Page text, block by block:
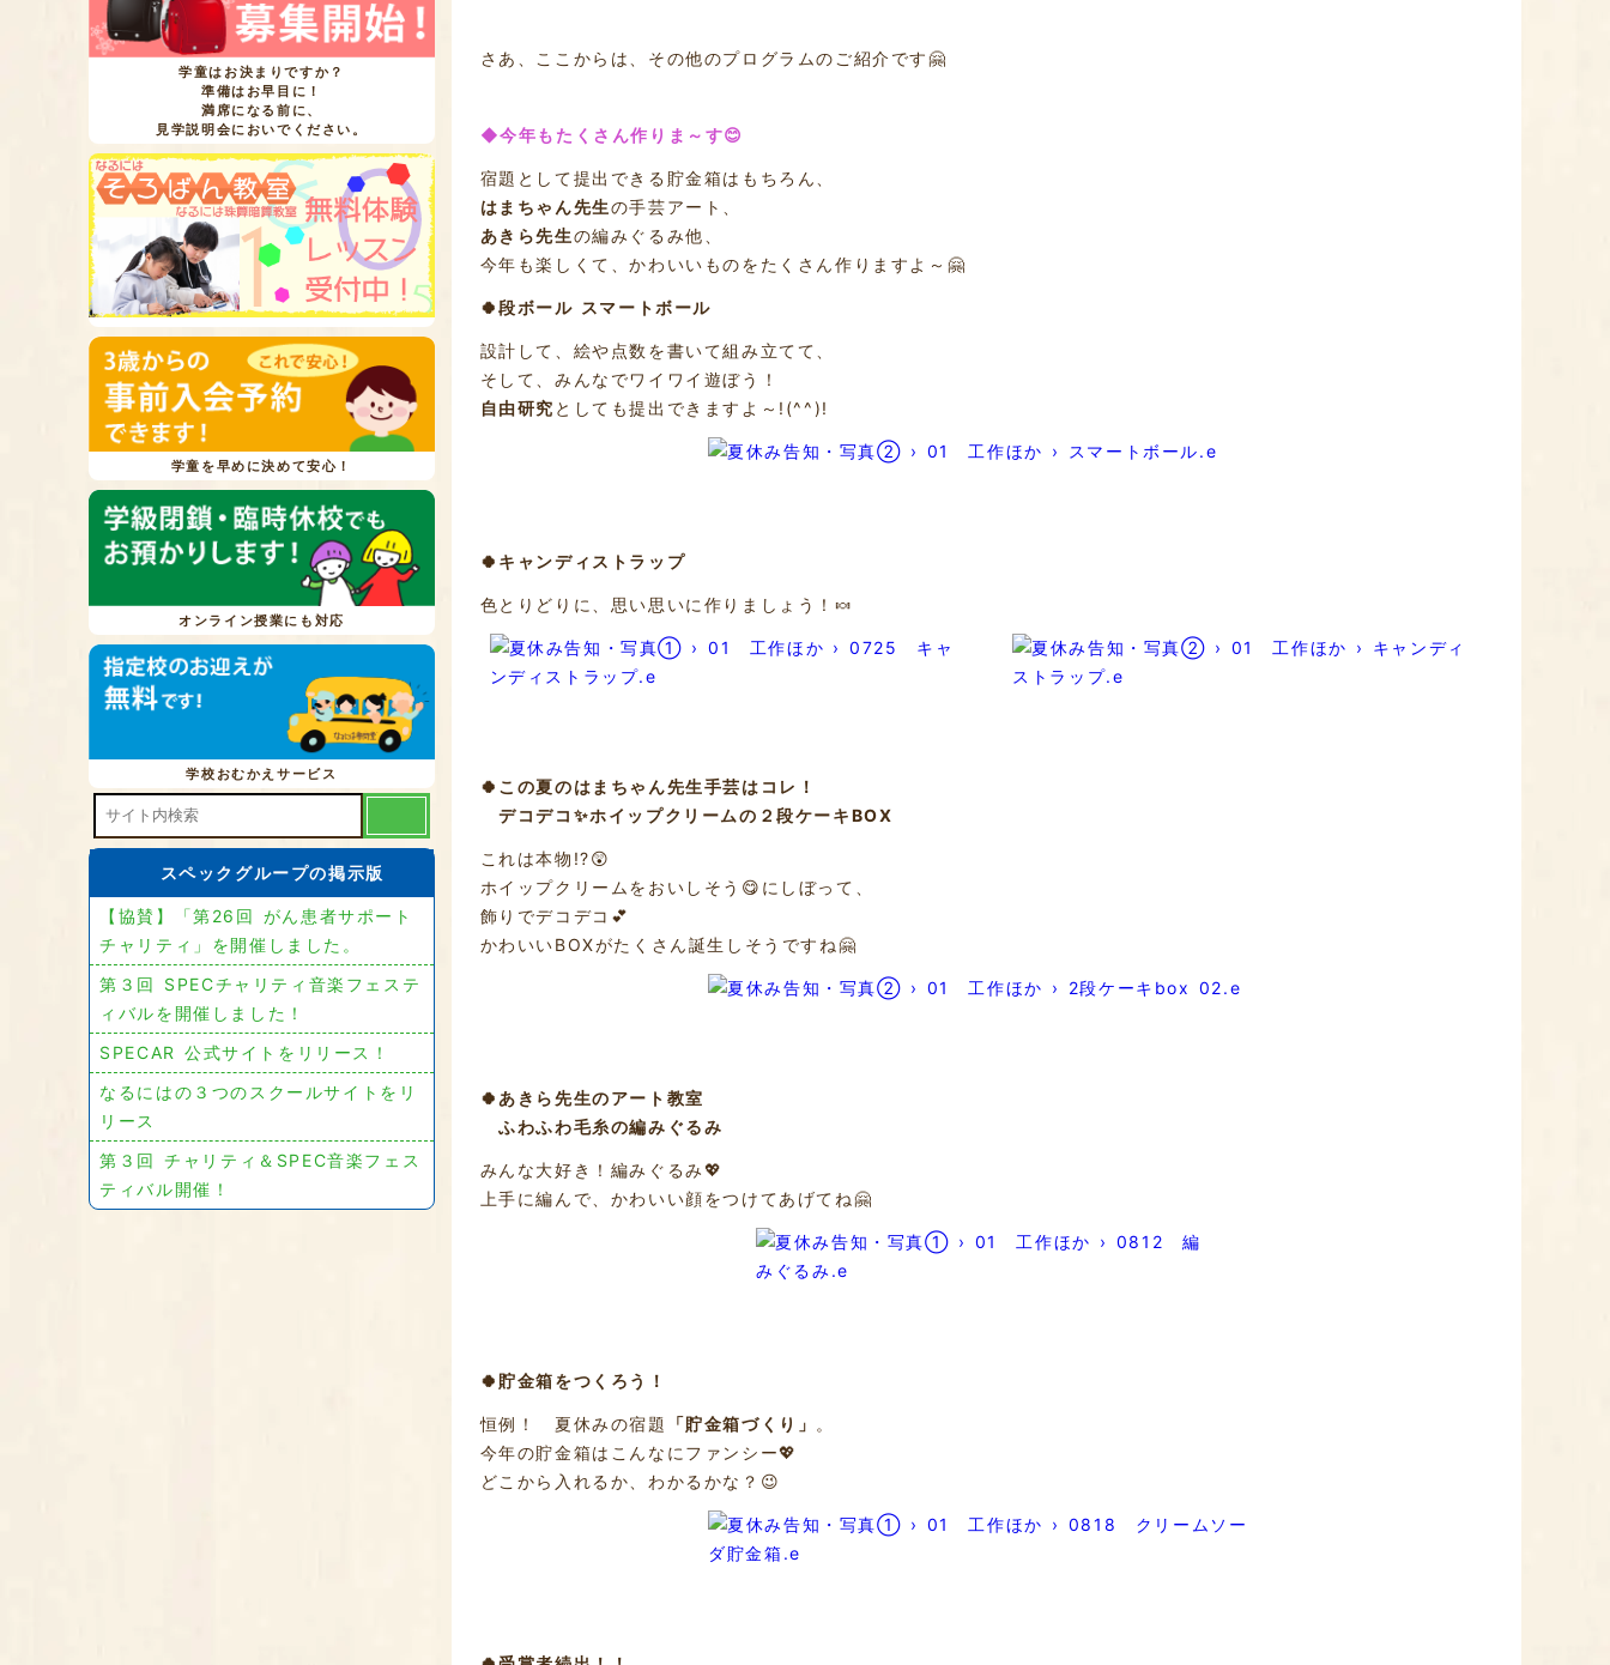
さあ、ここからは、その他のプログラムのご紹介です🤗
◆今年もたくさん作りま～す😊
宿題として提出できる貯金箱はもちろん、
はまちゃん先生の手芸アート、
あきら先生の編みぐるみ他、
今年も楽しくて、かわいいものをたくさん作りますよ～🤗
🍀段ボール スマートボール
設計して、絵や点数を書いて組み立てて、
そして、みんなでワイワイ遊ぼう！
自由研究 としても提出できますよ～!(^^)!
🍀キャンディストラップ
色とりどりに、思い思いに作りましょう！🍬
🍀この夏のはまちゃん先生手芸はコレ！
デコデコ✨ホイップクリームの２段ケーキBOX
これは本物!?😲
ホイップクリームをおいしそう😋にしぼって、
飾りでデコデコ💕
かわいいBOXがたくさん誕生しそうですね🤗
🍀あきら先生のアート教室
ふわふわ毛糸の編みぐるみ
みんな大好き！編みぐるみ💖
上手に編んで、かわいい顔をつけてあげてね🤗
🍀貯金箱をつくろう！
恒例！ 夏休みの宿題 「貯金箱づくり」 。
今年の貯金箱はこんなにファンシー💖
どこから入れるか、わかるかな？😉
学童はお決まりですか？
準備はお早目に！
満席になる前に、
見学説明会においでください。
学童を早めに決めて安心！
オンライン授業にも対応
学校おむかえサービス
スペックグループの掲示版
【協賛】「第26回 がん患者サポート
チャリティ」を開催しました。
第３回 SPECチャリティ音楽フェステ
ィバルを開催しました！
SPECAR 公式サイトをリリース！
なるにはの３つのスクールサイトをリ
リース
第３回 チャリティ＆SPEC音楽フェス
ティバル開催！